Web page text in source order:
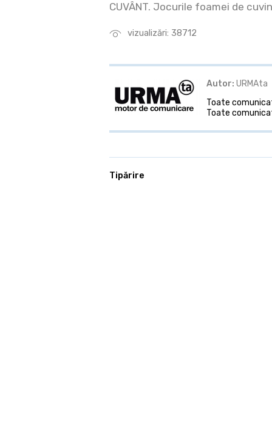
vizualizări: 38712
CUVÂNT. Jocurile foamei de
Autor: URMAta
Toate
Toate
Tipărire